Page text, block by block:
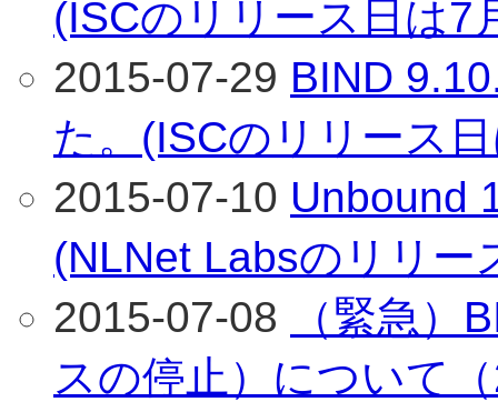
(ISCのリリース日は7
2015-07-29 BIND
た。(ISCのリリース
2015-07-10 Unbound
(NLNet Labsのリリー
2015-07-08
（緊急）
スの停止）について